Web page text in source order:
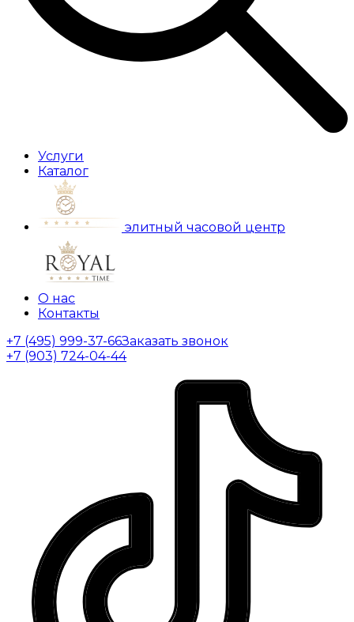
Услуги
Каталог
элитный часовой центр
О нас
Контакты
+7 (495) 999-37-66Заказать звонок
+7 (903) 724-04-44